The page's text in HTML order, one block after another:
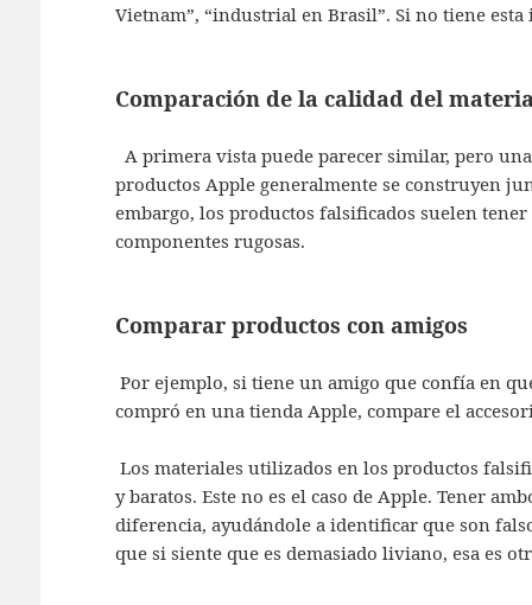
Vietnam”, “industrial en Brasil”. Si no tiene
Comparación de la calidad del
A primera vista puede parecer similar, pero
productos Apple generalmente se construyen
embargo, los productos falsificados suelen
componentes rugosas.
Comparar productos con amigos
Por ejemplo, si tiene un amigo que confía en
compró en una tienda Apple, compare el
Los materiales utilizados en los productos
y baratos. Este no es el caso de Apple. Tener
diferencia, ayudándole a identificar que son
que si siente que es demasiado liviano, esa es